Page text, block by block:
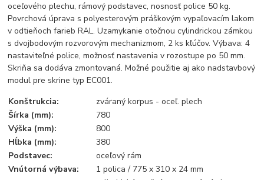
oceľového plechu, rámový podstavec, nosnosť police 50 kg.
Povrchová úprava s polyesterovým práškovým vypaľovacím lakom
v odtieňoch farieb RAL. Uzamykanie otočnou cylindrickou zámkou
s dvojbodovým rozvorovým mechanizmom, 2 ks kľúčov. Výbava: 4
nastaviteľné police, možnosť nastavenia v rozostupe po 50 mm.
Skriňa sa dodáva zmontovaná. Možné použitie aj ako nadstavbový
modul pre skrine typ EC001.
Konštrukcia:
zváraný korpus - oceľ. plech
Šírka (mm):
780
Výška (mm):
800
Hĺbka (mm):
380
Podstavec:
oceľový rám
Vnútorná výbava:
1 polica / 775 x 310 x 24 mm